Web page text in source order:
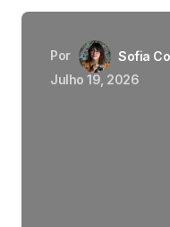
Por
Sofia
Julho 19, 2026